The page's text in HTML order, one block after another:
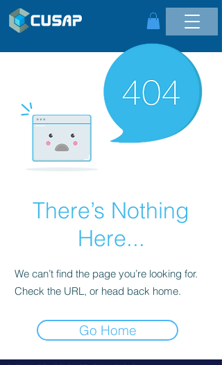
There’s Nothing
Here...
We can’t find the page you’re looking for.
Check the URL, or head back home.
Go Home